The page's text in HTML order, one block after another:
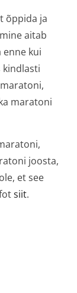
õppida ja
aitab
enne kui
maratoni
joosta,
et see
siit.